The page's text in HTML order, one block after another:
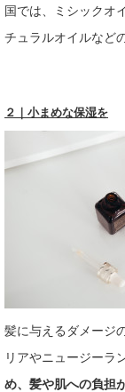
国では、ミシックオ
チュラルオイルなど
２｜小まめな保湿を
髪に与えるダメージ
リアやニュージーラ
め、髪や肌への負担